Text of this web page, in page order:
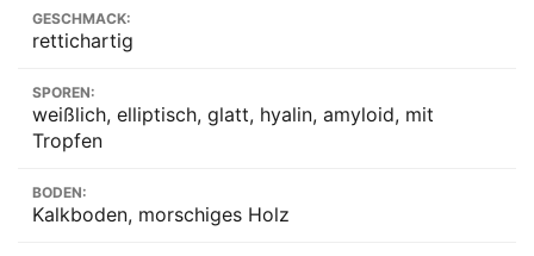
GESCHMACK:
rettichartig
SPOREN:
weißlich, elliptisch, glatt, hyalin, amyloid, mit
Tropfen
BODEN:
Kalkboden, morschiges Holz